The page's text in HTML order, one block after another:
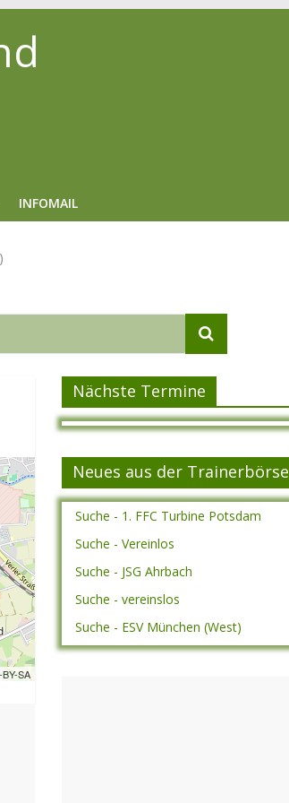
INFOMAIL
SA
Nächste Termine
Neues aus der Trainerbörse
Suche - 1. FFC Turbine Potsdam
Suche - Vereinlos
Suche - JSG Ahrbach
Suche - vereinslos
Suche - ESV München (West)